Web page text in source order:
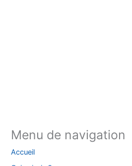
Menu de navigation
Accueil